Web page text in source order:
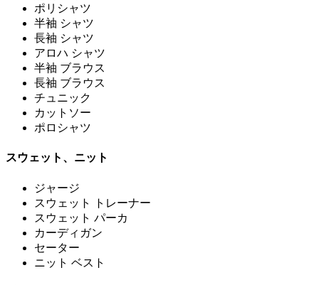
ポリシャツ
半袖 シャツ
長袖 シャツ
アロハ シャツ
半袖 ブラウス
長袖 ブラウス
チュニック
カットソー
ポロシャツ
スウェット、ニット
ジャージ
スウェット トレーナー
スウェット パーカ
カーディガン
セーター
ニット ベスト